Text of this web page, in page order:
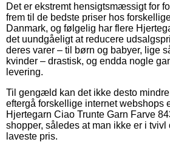
Det er ekstremt hensigtsmæssigt for
frem til de bedste priser hos
Danmark, og følgelig har flere
det uundgåeligt at reducere
deres varer – til børn og babyer, lige
kvinder – drastisk, og endda nogle
levering.
Til gengæld kan det ikke desto
eftergå forskellige internet webshops
Hjertegarn Ciao Trunte Garn Farve
shopper, således at man ikke er i tvivl
laveste pris.